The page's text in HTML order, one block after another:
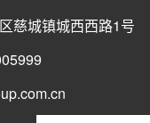
慈城镇城西西路1号